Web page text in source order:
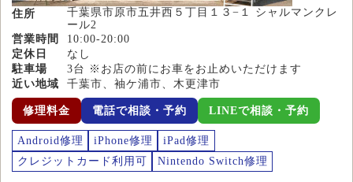
住所
千葉県市原市五井西５丁目１３−１ シャルマンクレ
ール2
営業時間
10:00-20:00
定休日
なし
駐車場
3台 ※お店の前にお車をお止めいただけます
近い地域
千葉市、袖ケ浦市、木更津市
修理料金 電話で相談・予約 LINEで相談・予約
Android修理 iPhone修理
iPad修理
クレジットカード利用可
Nintendo Switch修理